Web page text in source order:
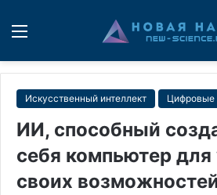
Искусственный интеллект Цифровые
ИИ, способный
себя компьютер для
своих